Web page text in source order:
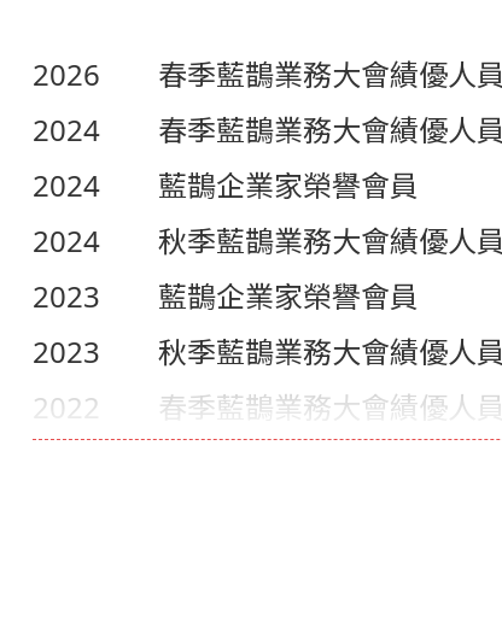
2026
春季藍鵲業務大會績優人員
2024
春季藍鵲業務大會績優人員
2024
藍鵲企業家榮譽會員
2024
秋季藍鵲業務大會績優人員
2023
藍鵲企業家榮譽會員
2023
秋季藍鵲業務大會績優人員
2022
春季藍鵲業務大會績優人員